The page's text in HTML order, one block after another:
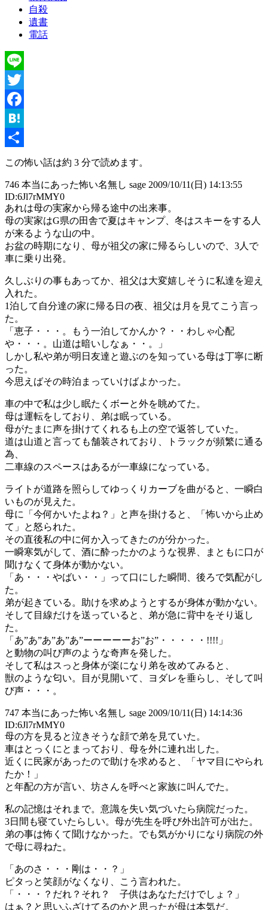
自殺
遺書
電話
Line
Twitter
Facebook
Hatena
この怖い話は約 3 分で読めます。
746 本当にあった怖い名無し sage 2009/10/11(日) 14:13:55
ID:6Jl7rMMY0
あれは母の実家から帰る途中の出来事。
母の実家はG県の田舎で夏はキャンプ、冬はスキーをする人
が来るような山の中。
お盆の時期になり、母が祖父の家に帰るらしいので、3人で
車に乗り出発。
久しぶりの事もあってか、祖父は大変嬉しそうに私達を迎え
入れた。
1泊して自分達の家に帰る日の夜、祖父は月を見てこう言っ
た。
「恵子・・・。もう一泊してかんか？・・わしゃ心配
や・・・。山道は暗いしなぁ・・。」
しかし私や弟が明日友達と遊ぶのを知っている母は丁寧に断
った。
今思えばその時泊まっていけばよかった。
車の中で私は少し眠たくボーと外を眺めてた。
母は運転をしており、弟は眠っている。
母がたまに声を掛けてくれるも上の空で返答していた。
道は山道と言っても舗装されており、トラックが頻繁に通る
為、
二車線のスペースはあるが一車線になっている。
ライトが道路を照らしてゆっくりカーブを曲がると、一瞬白
いものが見えた。
母に「今何かいたよね？」と声を掛けると、「怖いから止め
て」と怒られた。
その直後私の中に何か入ってきたのが分かった。
一瞬寒気がして、酒に酔ったかのような視界、まともに口が
聞けなくて身体が動かない。
「あ・・・やばい・・」って口にした瞬間、後ろで気配がし
た。
弟が起きている。助けを求めようとするが身体が動かない。
そして目線だけを送っていると、弟が急に背中をそり返し
た。
「あ”あ”あ”あ”あ”ーーーーーお”お”・・・・・!!!!」
と動物の叫び声のような奇声を発した。
そして私はスっと身体が楽になり弟を改めてみると、
獣のような匂い。目が見開いて、ヨダレを垂らし、そして叫
び声・・・。
747 本当にあった怖い名無し sage 2009/10/11(日) 14:14:36
ID:6Jl7rMMY0
母の方を見ると泣きそうな顔で弟を見ていた。
車はとっくにとまっており、母を外に連れ出した。
近くに民家があったので助けを求めると、「ヤマ目にやられ
たか！」
と年配の方が言い、坊さんを呼べと家族に叫んでた。
私の記憶はそれまで。意識を失い気づいたら病院だった。
3日間も寝ていたらしい。母が先生を呼び外出許可が出た。
弟の事は怖くて聞けなかった。でも気がかりになり病院の外
で母に尋ねた。
「あのさ・・・剛は・・？」
ピタっと笑顔がなくなり、こう言われた。
「・・・？だれ？それ？ 子供はあなただけでしょ？」
はぁ？と思いふざけてるのかと思ったが母は本気だ。